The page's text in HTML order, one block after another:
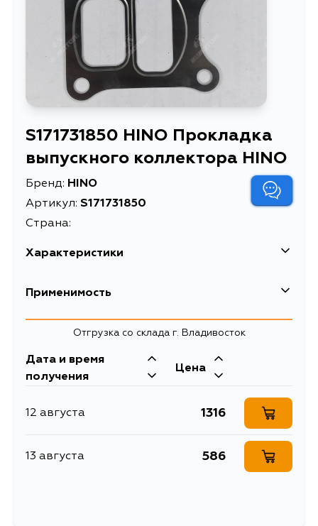
S171731850 HINO Прокладка
выпускного коллектора HINO
Бренд: HINO
Артикул: S171731850
Страна:
Характеристики
Применимость
Отгрузка со склада г. Владивосток
Дата и время
получения
Цена
12 августа 1316
13 августа 586